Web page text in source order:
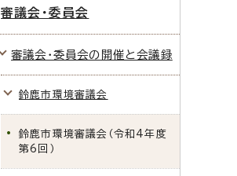
審議会・委員会
審議会・委員会の開催と会議録
鈴鹿市環境審議会
鈴鹿市環境審議会（令和4年度
第6回）